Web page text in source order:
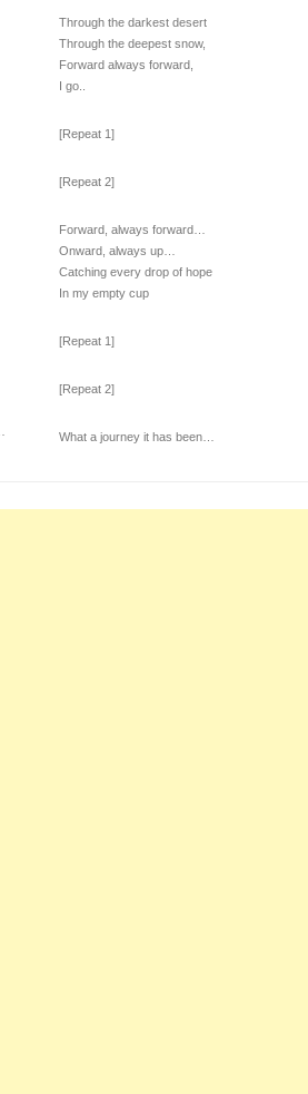
Through the darkest desert
Through the deepest snow,
Forward always forward,
I go..
[Repeat 1]
[Repeat 2]
Forward, always forward…
Onward, always up…
Catching every drop of hope
In my empty cup
[Repeat 1]
[Repeat 2]
What a journey it has been…